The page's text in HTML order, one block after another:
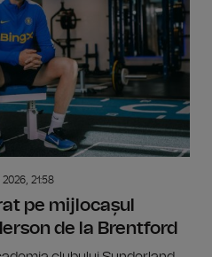
21:58
pe mijlocașul
de la Brentford